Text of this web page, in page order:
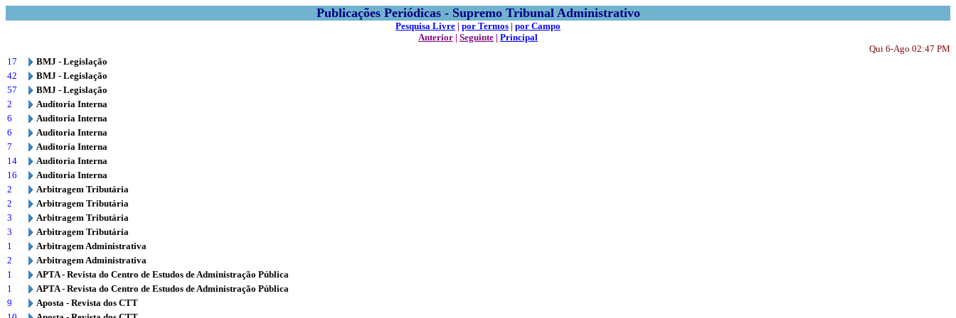
Publicações Periódicas - Supremo Tribunal Administrativo
Pesquisa Livre | por Termos | por Campo
Anterior | Seguinte | Principal
Qui 6-Ago 02:47 PM
17
BMJ - Legislação
42
BMJ - Legislação
57
BMJ - Legislação
2
Auditoria Interna
6
Auditoria Interna
6
Auditoria Interna
7
Auditoria Interna
14
Auditoria Interna
16
Auditoria Interna
2
Arbitragem Tributária
2
Arbitragem Tributária
3
Arbitragem Tributária
3
Arbitragem Tributária
1
Arbitragem Administrativa
2
Arbitragem Administrativa
1
APTA - Revista do Centro de Estudos de Administração Pública
1
APTA - Revista do Centro de Estudos de Administração Pública
9
Aposta - Revista dos CTT